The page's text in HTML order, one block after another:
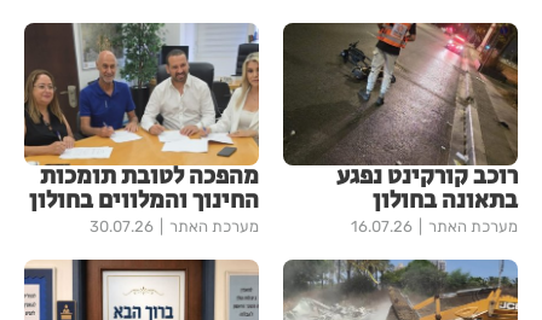
רוכב קורקינט נפגע
בתאונה בחולון
מערכת האתר 16.07.26
מהפכה לטובת תומכות
החינוך והמלווים בחולון
מערכת האתר 30.07.26